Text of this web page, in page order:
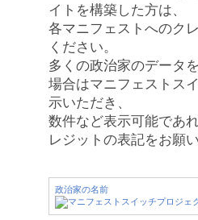
イトを構築した方は、
各マニフェストへのク
ください。
多くの政治家のデータ
場合はマニフェストス
示いただき、
数件など表示可能であ
レジットの表記をお願
政治家の名前